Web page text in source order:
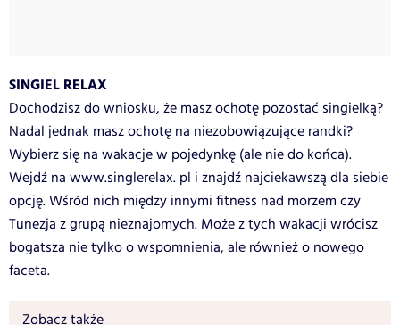
SINGIEL RELAX
Dochodzisz do wniosku, że masz ochotę pozostać singielką?
Nadal jednak masz ochotę na niezobowiązujące randki?
Wybierz się na wakacje w pojedynkę (ale nie do końca).
Wejdź na www.singlerelax. pl i znajdź najciekawszą dla siebie
opcję. Wśród nich między innymi fitness nad morzem czy
Tunezja z grupą nieznajomych. Może z tych wakacji wrócisz
bogatsza nie tylko o wspomnienia, ale również o nowego
faceta.
Zobacz także